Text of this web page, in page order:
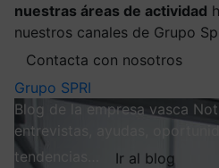
nuestras áreas de actividad
nuestros canales de Grupo
Contacta con nosotros
Grupo SPRI
Blog de la empresa vasca
entrevistas, ayudas,
tendencias…
Ir al blog